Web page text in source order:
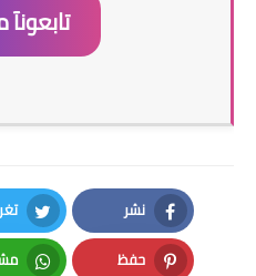
نشر
Facebook
حفظ